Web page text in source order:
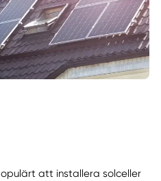
att installera solceller